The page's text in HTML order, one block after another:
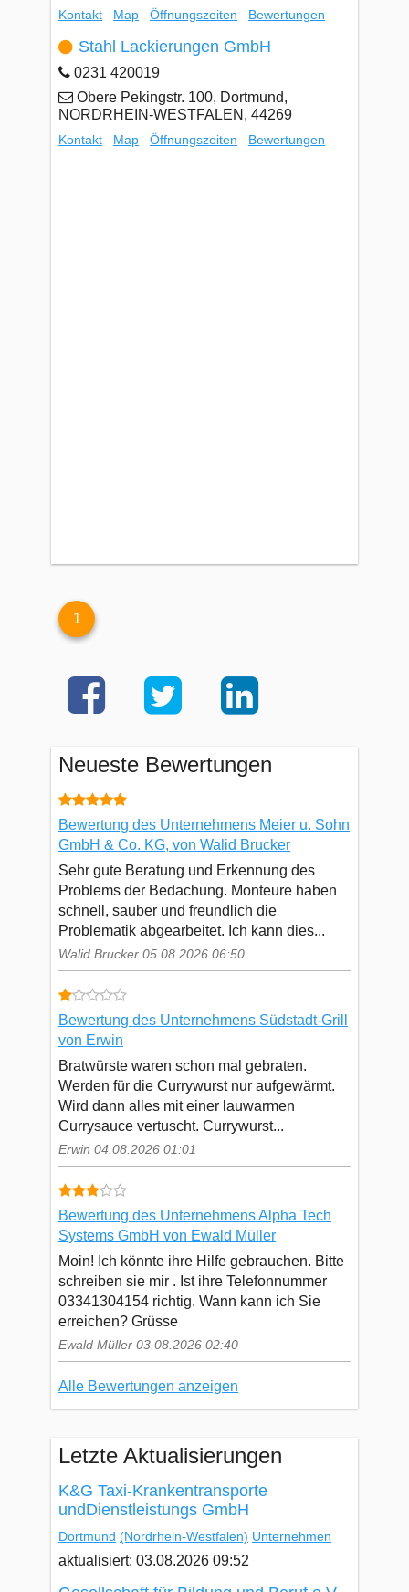
Kontakt Map Öffnungszeiten Bewertungen
Stahl Lackierungen GmbH
0231 420019
Obere Pekingstr. 100, Dortmund,
NORDRHEIN-WESTFALEN, 44269
Kontakt Map Öffnungszeiten Bewertungen
1
Neueste Bewertungen
Bewertung des Unternehmens Meier u. Sohn
GmbH & Co. KG, von Walid Brucker
Sehr gute Beratung und Erkennung des
Problems der Bedachung. Monteure haben
schnell, sauber und freundlich die
Problematik abgearbeitet. Ich kann dies...
Walid Brucker 05.08.2026 06:50
Bewertung des Unternehmens Südstadt-Grill
von Erwin
Bratwürste waren schon mal gebraten.
Werden für die Currywurst nur aufgewärmt.
Wird dann alles mit einer lauwarmen
Currysauce vertuscht. Currywurst...
Erwin 04.08.2026 01:01
Bewertung des Unternehmens Alpha Tech
Systems GmbH von Ewald Müller
Moin! Ich könnte ihre Hilfe gebrauchen. Bitte
schreiben sie mir . Ist ihre Telefonnummer
03341304154 richtig. Wann kann ich Sie
erreichen? Grüsse
Ewald Müller 03.08.2026 02:40
Alle Bewertungen anzeigen
Letzte Aktualisierungen
K&G Taxi-Krankentransporte
undDienstleistungs GmbH
Dortmund (Nordrhein-Westfalen) Unternehmen
aktualisiert: 03.08.2026 09:52